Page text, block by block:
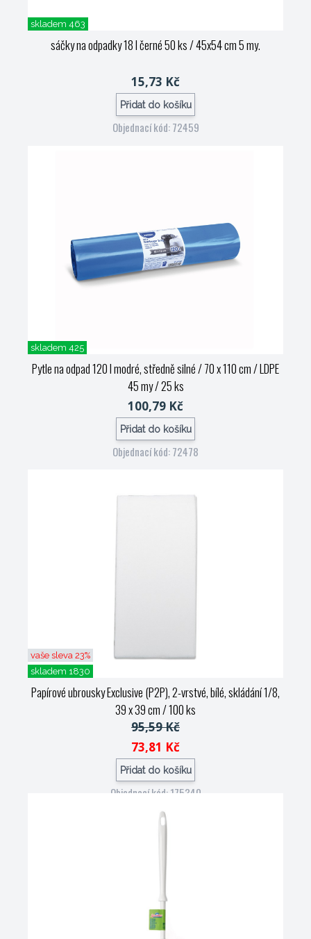
skladem 463
sáčky na odpadky 18 l černé 50 ks / 45x54 cm 5 my.
15,73 Kč
Přidat do košíku
Objednací kód: 72459
skladem 425
Pytle na odpad 120 l modré, středně silné / 70 x 110 cm / LDPE
45 my / 25 ks
100,79 Kč
Přidat do košíku
Objednací kód: 72478
vaše sleva 23%
skladem 1830
Papírové ubrousky Exclusive (P2P), 2-vrstvé, bílé, skládání 1/8,
39 x 39 cm / 100 ks
95,59 Kč
73,81 Kč
Přidat do košíku
Objednací kód: 175340